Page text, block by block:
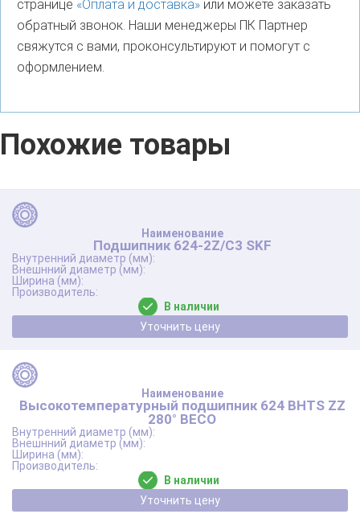
странице «Оплата и доставка» или можете заказать
обратный звонок. Наши менеджеры ПК Партнер
свяжутся с вами, проконсультируют и помогут с
оформлением.
Похожие товары
Подшипник 624-2Z/C3 SKF
В наличии
Уточнить цену
Высокотемпературный подшипник 624 BHTS ZZ
280° BECO
В наличии
Уточнить цену